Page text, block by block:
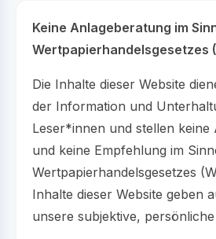
Keine Anlageberatung im
Wertpapierhandelsgesetzes
Die Inhalte dieser Website
der Information und
Leser*innen und stellen keine
und keine Empfehlung im
Wertpapierhandelsgesetzes
Inhalte dieser Website geben
unsere subjektive,